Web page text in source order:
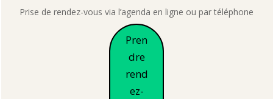
Prise de rendez-vous via l’agenda en ligne ou par téléphone
Pren
dre
rend
ez-